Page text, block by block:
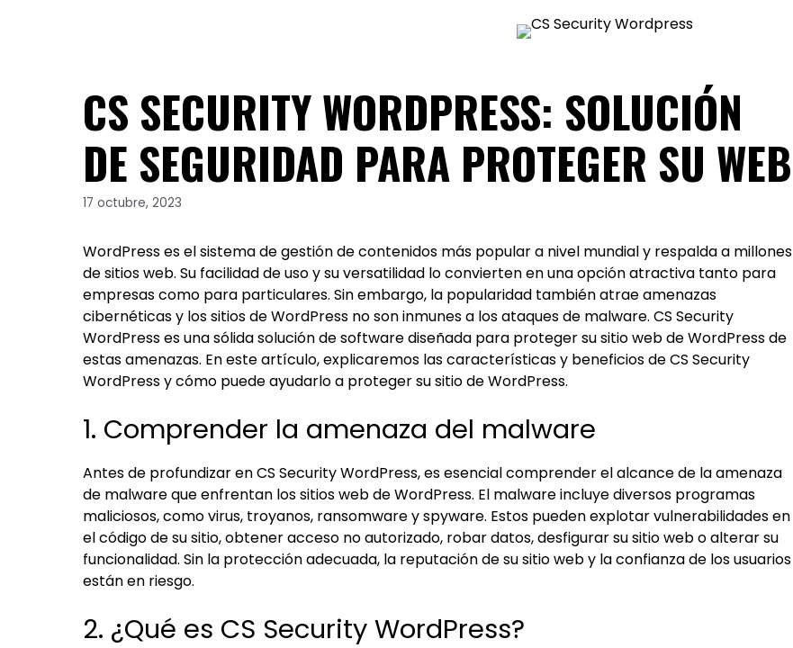
CS SECURITY WORDPRESS: SOLUCIÓN
DE SEGURIDAD PARA PROTEGER SU WEB
17 octubre, 2023
WordPress es el sistema de gestión de contenidos más popular a nivel mundial y respalda a millones
de sitios web. Su facilidad de uso y su versatilidad lo convierten en una opción atractiva tanto para
empresas como para particulares. Sin embargo, la popularidad también atrae amenazas
cibernéticas y los sitios de WordPress no son inmunes a los ataques de malware. CS Security
WordPress es una sólida solución de software diseñada para proteger su sitio web de WordPress de
estas amenazas. En este artículo, explicaremos las características y beneficios de CS Security
WordPress y cómo puede ayudarlo a proteger su sitio de WordPress.
1. Comprender la amenaza del malware
Antes de profundizar en CS Security WordPress, es esencial comprender el alcance de la amenaza
de malware que enfrentan los sitios web de WordPress. El malware incluye diversos programas
maliciosos, como virus, troyanos, ransomware y spyware. Estos pueden explotar vulnerabilidades en
el código de su sitio, obtener acceso no autorizado, robar datos, desfigurar su sitio web o alterar su
funcionalidad. Sin la protección adecuada, la reputación de su sitio web y la confianza de los usuarios
están en riesgo.
2. ¿Qué es CS Security WordPress?